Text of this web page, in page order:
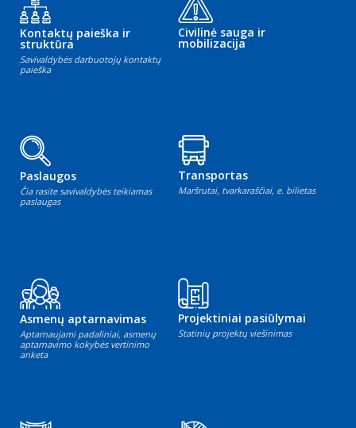
Kontaktų paieška ir
struktūra
Savivaldybės darbuotojų kontaktų
paieška
Civilinė sauga ir
mobilizacija
Paslaugos
Čia rasite savivaldybės teikiamas
paslaugas
Transportas
Maršrutai, tvarkaraščiai, e. bilietas
Asmenų aptarnavimas
Aptarnaujami padaliniai, asmenų
aptarnavimo kokybės vertinimo
anketa
Projektiniai pasiūlymai
Statinių projektų viešinimas